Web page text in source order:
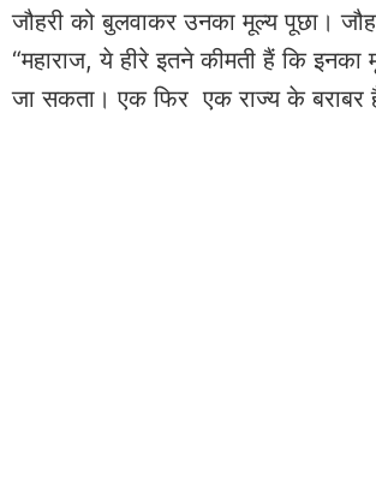
जौहरी को बुलवाकर उनका मूल्य पूछा।
“महाराज, ये हीरे इतने कीमती हैं कि
जा सकता। एक फिर एक राज्य के बराबर